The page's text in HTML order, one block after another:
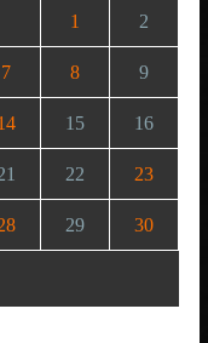
1 2
7 8 9
15 16
22 23
29 30